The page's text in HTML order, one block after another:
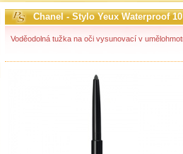
Chanel - Stylo Yeux Waterproof
Voděodolná tužka na oči vysunovací v